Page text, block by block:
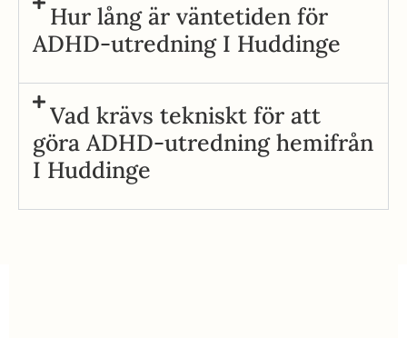
Hur lång är väntetiden för
ADHD-utredning I Huddinge
Vad krävs tekniskt för att
göra ADHD-utredning hemifrån
I Huddinge